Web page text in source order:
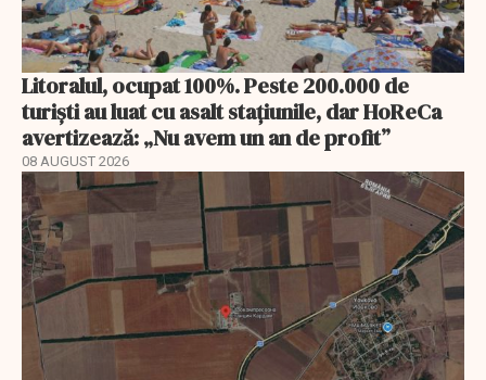
Litoralul, ocupat 100%. Peste 200.000 de
turiști au luat cu asalt stațiunile, dar HoReCa
avertizează: „Nu avem un an de profit”
08 AUGUST 2026